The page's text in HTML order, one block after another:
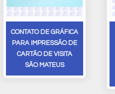
CONTATO DE GRÁFICA
PARA IMPRESSÃO DE
CARTÃO DE VISITA
SÃO MATEUS